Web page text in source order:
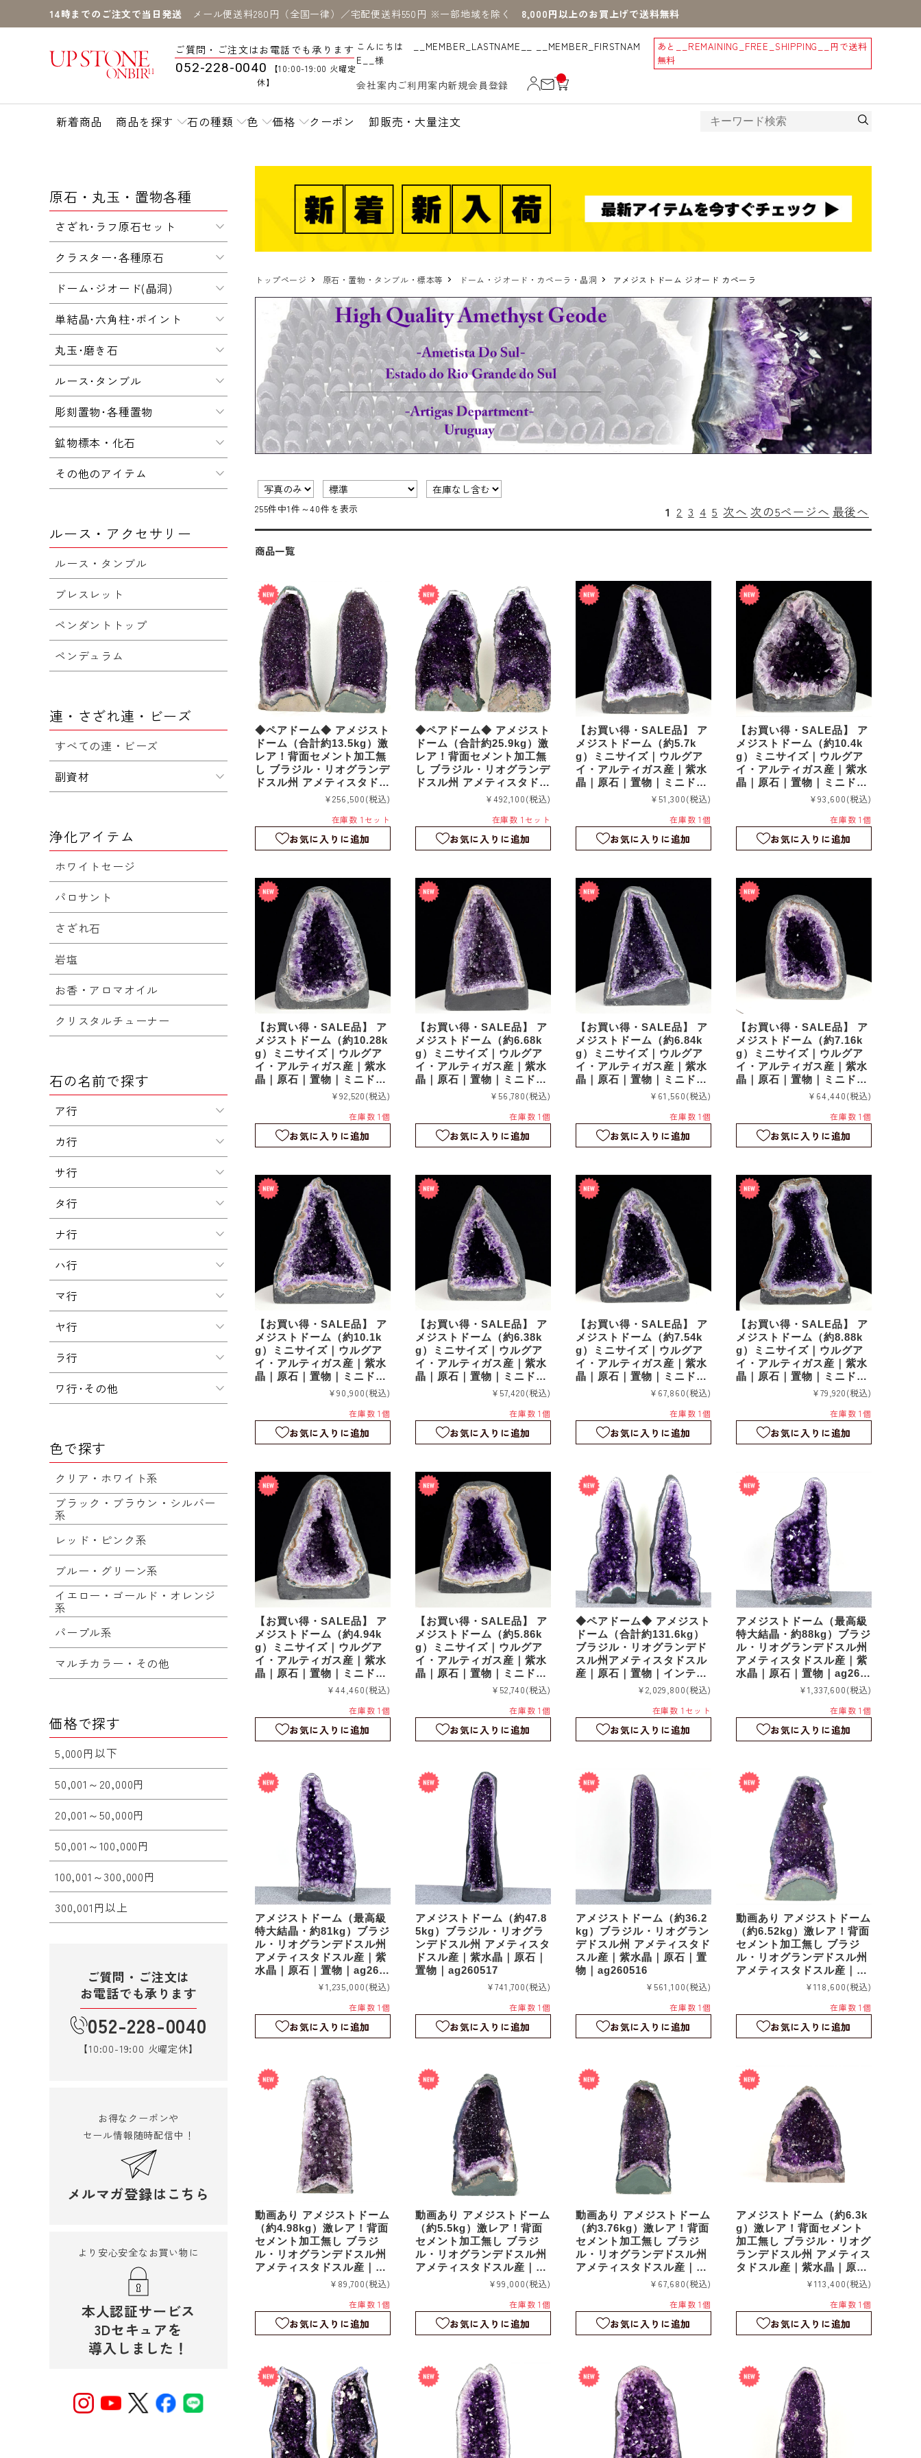
14時までのご注文で当日発送 メール便送料280円（全国一律）／宅配便送料550円 ※一部地域を除く 8,000円以上のお買上げで送料無料
ご質問・ご注文はお電話でも承ります
052-228-0040
【10:00-19:00 火曜定
休】
こんにちは __MEMBER_LASTNAME__ __MEMBER_FIRSTNAM
E__様
あと __REMAINING_FREE_SHIPPING__
円で送料
無料
会社案内 ご利用案内新規会員登録
__
IT
_C
新着商品 商品を探す 石の種類 色 価格 クーポン 卸販売・大量注文
トップページ 原石・置物・タンブル・標本等 ドーム・ジオード・カペーラ・晶洞 アメジストドーム ジオード カペーラ
255件中1件～40件を表示 1 2 3 4 5 次へ 次の5ページへ 最後へ
商品一覧
◆ペアドーム◆ アメジスト
ドーム（合計約13.5kg）激
レア！背面セメント加工無
し ブラジル・リオグランデ
ドスル州 アメティスタドス
ル産｜原石｜置物｜対｜2
¥256,500(税込)
在庫数 1セット
お気に入りに追加
◆ペアドーム◆ アメジスト
ドーム（合計約25.9kg）激
レア！背面セメント加工無
し ブラジル・リオグランデ
ドスル州 アメティスタドス
ル産｜原石｜置物｜対｜2
¥492,100(税込)
在庫数 1セット
お気に入りに追加
【お買い得・SALE品】 ア
メジストドーム（約5.7k
g）ミニサイズ｜ウルグア
イ・アルティガス産｜紫水
晶｜原石｜置物｜ミニドー
¥51,300(税込)
在庫数 1個
お気に入りに追加
【お買い得・SALE品】 ア
メジストドーム（約10.4k
g）ミニサイズ｜ウルグア
イ・アルティガス産｜紫水
晶｜原石｜置物｜ミニドー
¥93,600(税込)
在庫数 1個
お気に入りに追加
【お買い得・SALE品】 ア
メジストドーム（約10.28k
g）ミニサイズ｜ウルグア
イ・アルティガス産｜紫水
晶｜原石｜置物｜ミニドー
¥92,520(税込)
在庫数 1個
お気に入りに追加
【お買い得・SALE品】 ア
メジストドーム（約6.68k
g）ミニサイズ｜ウルグア
イ・アルティガス産｜紫水
晶｜原石｜置物｜ミニドー
¥56,780(税込)
在庫数 1個
お気に入りに追加
【お買い得・SALE品】 ア
メジストドーム（約6.84k
g）ミニサイズ｜ウルグア
イ・アルティガス産｜紫水
晶｜原石｜置物｜ミニドー
¥61,560(税込)
在庫数 1個
お気に入りに追加
【お買い得・SALE品】 ア
メジストドーム（約7.16k
g）ミニサイズ｜ウルグア
イ・アルティガス産｜紫水
晶｜原石｜置物｜ミニドー
¥64,440(税込)
在庫数 1個
お気に入りに追加
【お買い得・SALE品】 ア
メジストドーム（約10.1k
g）ミニサイズ｜ウルグア
イ・アルティガス産｜紫水
晶｜原石｜置物｜ミニドー
¥90,900(税込)
在庫数 1個
お気に入りに追加
【お買い得・SALE品】 ア
メジストドーム（約6.38k
g）ミニサイズ｜ウルグア
イ・アルティガス産｜紫水
晶｜原石｜置物｜ミニドー
¥57,420(税込)
在庫数 1個
お気に入りに追加
【お買い得・SALE品】 ア
メジストドーム（約7.54k
g）ミニサイズ｜ウルグア
イ・アルティガス産｜紫水
晶｜原石｜置物｜ミニドー
¥67,860(税込)
在庫数 1個
お気に入りに追加
【お買い得・SALE品】 ア
メジストドーム（約8.88k
g）ミニサイズ｜ウルグア
イ・アルティガス産｜紫水
晶｜原石｜置物｜ミニドー
¥79,920(税込)
在庫数 1個
お気に入りに追加
【お買い得・SALE品】 ア
メジストドーム（約4.94k
g）ミニサイズ｜ウルグア
イ・アルティガス産｜紫水
晶｜原石｜置物｜ミニドー
¥44,460(税込)
在庫数 1個
お気に入りに追加
【お買い得・SALE品】 ア
メジストドーム（約5.86k
g）ミニサイズ｜ウルグア
イ・アルティガス産｜紫水
晶｜原石｜置物｜ミニドー
¥52,740(税込)
在庫数 1個
お気に入りに追加
◆ペアドーム◆ アメジスト
ドーム（合計約131.6kg）
ブラジル・リオグランデド
スル州アメティスタドスル
産｜原石｜置物｜インテリ
ア｜対｜2本セット｜ag26
¥2,029,800(税込)
在庫数 1セット
お気に入りに追加
アメジストドーム（最高級
特大結晶・約88kg）ブラジ
ル・リオグランデドスル州
アメティスタドスル産｜紫
水晶｜原石｜置物｜ag260
¥1,337,600(税込)
在庫数 1個
お気に入りに追加
アメジストドーム（最高級
特大結晶・約81kg）ブラジ
ル・リオグランデドスル州
アメティスタドスル産｜紫
水晶｜原石｜置物｜ag260
¥1,235,000(税込)
在庫数 1個
お気に入りに追加
アメジストドーム（約47.8
5kg）ブラジル・リオグラ
ンデドスル州 アメティスタ
ドスル産｜紫水晶｜原石｜
置物｜ag260517
¥741,700(税込)
在庫数 1個
お気に入りに追加
アメジストドーム（約36.2
kg）ブラジル・リオグラン
デドスル州 アメティスタド
スル産｜紫水晶｜原石｜置
物｜ag260516
¥561,100(税込)
在庫数 1個
お気に入りに追加
動画あり アメジストドーム
（約6.52kg）激レア！背面
セメント加工無し ブラジ
ル・リオグランデドスル州
アメティスタドスル産｜紫
水晶｜蛍光カルサイト共生
¥118,600(税込)
在庫数 1個
お気に入りに追加
動画あり アメジストドーム
（約4.98kg）激レア！背面
セメント加工無し ブラジ
ル・リオグランデドスル州
アメティスタドスル産｜紫
水晶｜原石｜置物｜ag260
¥89,700(税込)
在庫数 1個
お気に入りに追加
動画あり アメジストドーム
（約5.5kg）激レア！背面
セメント加工無し ブラジ
ル・リオグランデドスル州
アメティスタドスル産｜紫
水晶｜原石｜置物｜ag260
¥99,000(税込)
在庫数 1個
お気に入りに追加
動画あり アメジストドーム
（約3.76kg）激レア！背面
セメント加工無し ブラジ
ル・リオグランデドスル州
アメティスタドスル産｜紫
水晶｜原石｜置物｜ag260
¥67,680(税込)
在庫数 1個
お気に入りに追加
アメジストドーム（約6.3k
g）激レア！背面セメント
加工無し ブラジル・リオグ
ランデドスル州 アメティス
タドスル産｜紫水晶｜原石
｜置物｜蛍光カルサイト共
¥113,400(税込)
在庫数 1個
お気に入りに追加
原石・丸玉・置物各種
さざれ･ラフ原石セット
クラスター･各種原石
ドーム･ジオード(晶洞)
単結晶･六角柱･ポイント
丸玉･磨き石
ルース･タンブル
彫刻置物･各種置物
鉱物標本・化石
その他のアイテム
ルース・アクセサリー
ルース・タンブル
ブレスレット
ペンダントトップ
ペンデュラム
連・さざれ連・ビーズ
すべての連・ビーズ
副資材
浄化アイテム
ホワイトセージ
パロサント
さざれ石
岩塩
お香・アロマオイル
クリスタルチューナー
石の名前で探す
ア行
カ行
サ行
タ行
ナ行
ハ行
マ行
ヤ行
ラ行
ワ行･その他
色で探す
クリア・ホワイト系
ブラック・ブラウン・シルバー
系
レッド・ピンク系
ブルー・グリーン系
イエロー・ゴールド・オレンジ
系
パープル系
マルチカラー・その他
価格で探す
5,000円以下
50,001～20,000円
20,001～50,000円
50,001～100,000円
100,001～300,000円
300,001円以上
ご質問・ご注文は
お電話でも承ります
052-228-0040
【10:00-19:00 火曜定休】
お得なクーポンや
セール情報随時配信中！
メルマガ登録はこちら
より安心安全なお買い物に
本人認証サービス
3Dセキュアを
導入しました！